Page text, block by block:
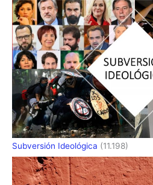
Subversión Ideológica (11.198)